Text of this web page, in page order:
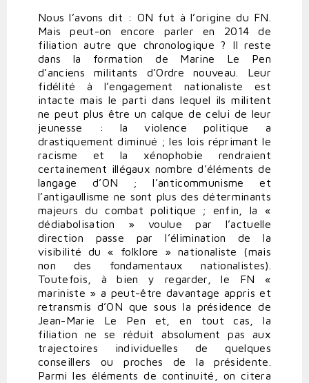
Nous l’avons dit : ON fut à l’origine du FN.
Mais peut-on encore parler en 2014 de
filiation autre que chronologique ? Il reste
dans la formation de Marine Le Pen
d’anciens militants d’Ordre nouveau. Leur
fidélité à l’engagement nationaliste est
intacte mais le parti dans lequel ils militent
ne peut plus être un calque de celui de leur
jeunesse : la violence politique a
drastiquement diminué ; les lois réprimant le
racisme et la xénophobie rendraient
certainement illégaux nombre d’éléments de
langage d’ON ; l’anticommunisme et
l’antigaullisme ne sont plus des déterminants
majeurs du combat politique ; enfin, la «
dédiabolisation » voulue par l’actuelle
direction passe par l’élimination de la
visibilité du « folklore » nationaliste (mais
non des fondamentaux nationalistes).
Toutefois, à bien y regarder, le FN «
mariniste » a peut-être davantage appris et
retransmis d’ON que sous la présidence de
Jean-Marie Le Pen et, en tout cas, la
filiation ne se réduit absolument pas aux
trajectoires individuelles de quelques
conseillers ou proches de la présidente.
Parmi les éléments de continuité, on citera